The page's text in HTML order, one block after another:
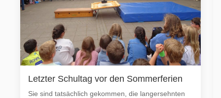
Letzter Schultag vor den Sommerferien
Sie sind tatsächlich gekommen, die langersehnten